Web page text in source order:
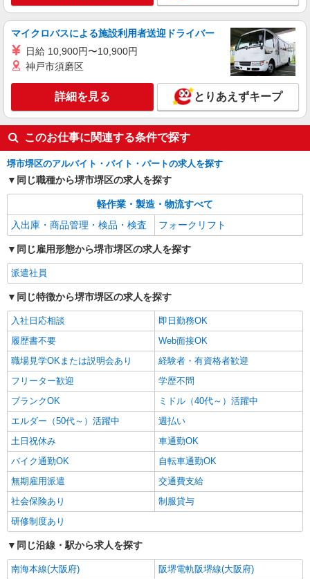
マイクロバスによる施設利用者送迎ドライバー
日給 10,900円〜10,900円
神戸市須磨区
詳細を見る とりあえずキープ
このお仕事に関連する条件で探す
堺市堺区のアルバイト・バイト・パートの求人を探す
同じ職種から堺市堺区の求人を探す
軽作業・製造・物流すべて
入出庫・商品管理・検品・検査
フォークリフト
同じ雇用形態から堺市堺区の求人を探す
派遣社員
同じ特徴から堺市堺区の求人を探す
入社日応相談
即日勤務OK
履歴書不要
Web面接OK
職場見学OKまたは説明会あり
経験者・有資格者歓迎
フリーター歓迎
学歴不問
ブランクOK
ミドル（40代～）活躍中
エルダー（50代～）活躍中
週払い
土日祝休み
車通勤OK
バイク通勤OK
自転車通勤OK
無期雇用派遣
交通費支給
社会保険あり
制服貸与
研修制度あり
同じ沿線・駅から求人を探す
南海本線(大阪府)
阪堺電軌阪堺線(大阪府)